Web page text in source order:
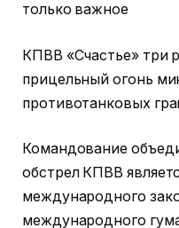
только важное
КПВВ «Счастье» три
прицельный огонь
противотанковых
Командование
обстрел КПВВ
международного
международного